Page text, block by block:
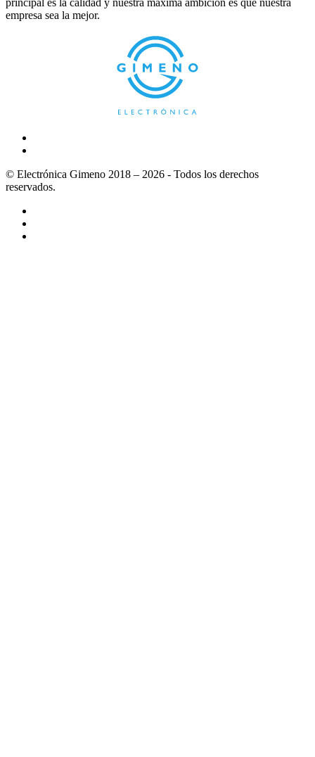
principal es la calidad y nuestra máxima ambición es que nuestra
empresa sea la mejor.
© Electrónica Gimeno 2018 – 2026 - Todos los derechos
reservados.